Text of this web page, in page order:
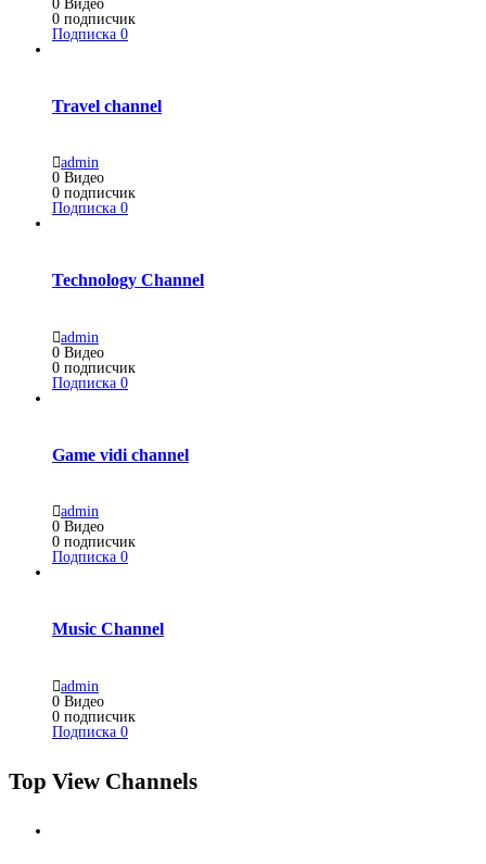
0 Видео
0 подписчик
Подписка 0
Travel channel
admin
0 Видео
0 подписчик
Подписка 0
Technology Channel
admin
0 Видео
0 подписчик
Подписка 0
Game vidi channel
admin
0 Видео
0 подписчик
Подписка 0
Music Channel
admin
0 Видео
0 подписчик
Подписка 0
Top View Channels